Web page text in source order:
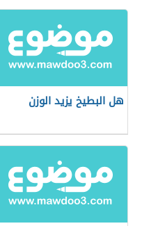
هل البطيخ يزيد الوزن